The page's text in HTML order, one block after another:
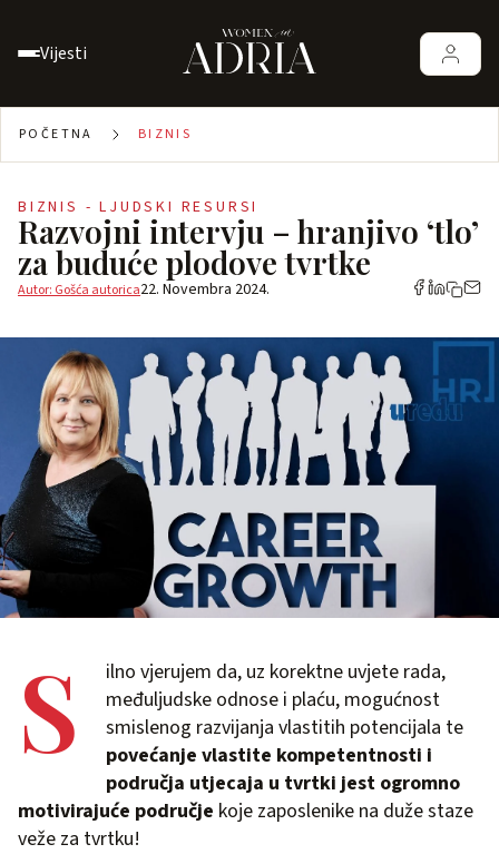
Vijesti
POČETNA BIZNIS
BIZNIS - LJUDSKI RESURSI
Razvojni intervju – hranjivo ‘tlo’
za buduće plodove tvrtke
Autor: Gošća autorica22. Novembra 2024.
S
ilno vjerujem da, uz korektne uvjete rada,
međuljudske odnose i plaću, mogućnost
smislenog razvijanja vlastitih potencijala te
povećanje vlastite kompetentnosti i
područja utjecaja u tvrtki jest ogromno
motivirajuće područje koje zaposlenike na duže staze
veže za tvrtku!